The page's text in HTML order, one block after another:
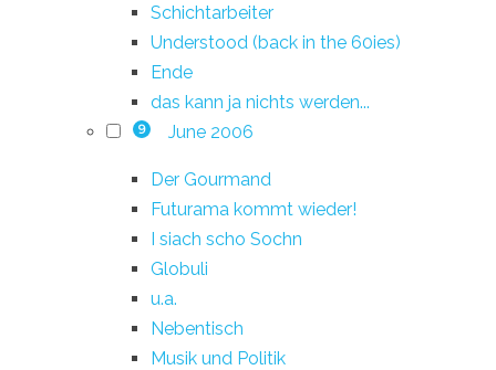
Schichtarbeiter
Understood (back in the 60ies)
Ende
das kann ja nichts werden...
9 June 2006
Der Gourmand
Futurama kommt wieder!
I siach scho Sochn
Globuli
u.a.
Nebentisch
Musik und Politik